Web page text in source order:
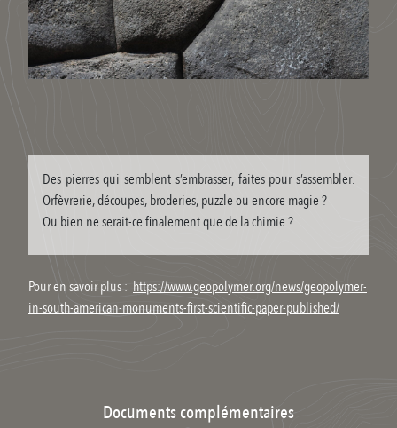
Des pierres qui semblent s’embrasser, faites pour s’assembler.
Orfèvrerie, découpes, broderies, puzzle ou encore magie ?
Ou bien ne serait-ce finalement que de la chimie ?
Pour en savoir plus : https://www.geopolymer.org/news/geopolymer-
in-south-american-monuments-first-scientific-paper-published/
Documents complémentaires